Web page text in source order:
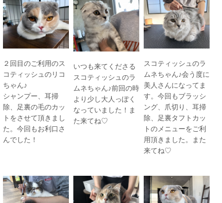
２回目のご利用のス
コティッシュのリコ
ちゃん♪
シャンプー、耳掃
除、足裏の毛のカッ
トをさせて頂きまし
た。今回もお利口さ
んでした！
いつも来てくださる
スコティッシュのラ
ムネちゃん♪前回の時
より少し大人っぽく
なっていました！ま
た来てね♡
スコティッシュのラ
ムネちゃん♪会う度に
美人さんになってま
す。今回もブラッシ
ング、爪切り、耳掃
除、足裏タフトカッ
トのメニューをご利
用頂きました。また
来てね♡